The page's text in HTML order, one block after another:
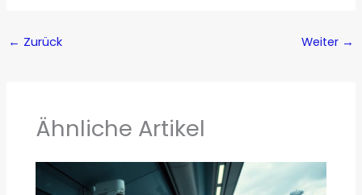
← Zurück Weiter →
Ähnliche Artikel